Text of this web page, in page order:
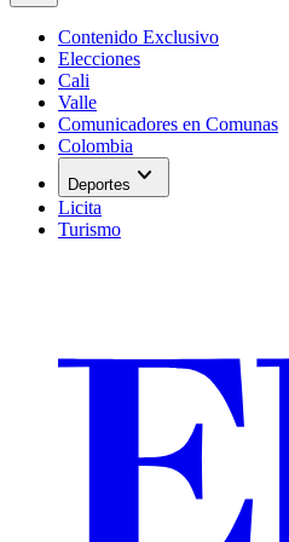
Contenido Exclusivo
Elecciones
Cali
Valle
Comunicadores en Comunas
Colombia
Deportes expand_more
Licita
Turismo